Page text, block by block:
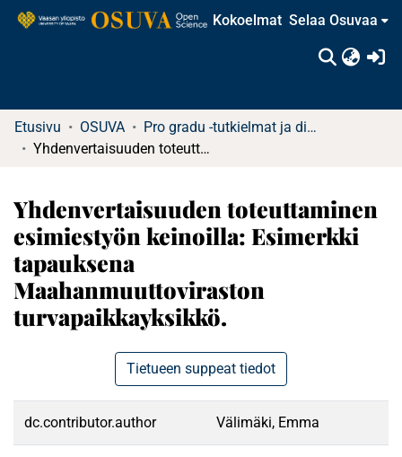
Kokoelmat Selaa Osuvaa
Etusivu OSUVA
Pro gradu -tutkielmat ja diplomityöt (rajattu saatavuus)
Yhdenvertaisuuden toteuttaminen esimiestyön keinoilla: Esimerkki tapauksena Maahanmuuttoviraston turvapaikkayksikkö.
Yhdenvertaisuuden toteuttaminen
esimiestyön keinoilla: Esimerkki
tapauksena
Maahanmuuttoviraston
turvapaikkayksikkö.
Tietueen suppeat tiedot
dc.contributor.author Välimäki, Emma